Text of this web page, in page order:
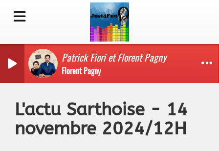
Patrick Fiori et Florent Pagny
Florent Pagny
L'actu Sarthoise - 14
novembre 2024/12H